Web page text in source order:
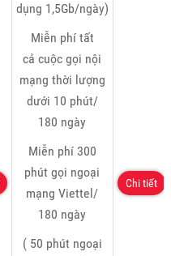
dụng 1,5Gb/ngày)
Miễn phí tất
cả cuộc gọi nội
mạng thời lượng
dưới 10 phút/
180 ngày
Miễn phí 300
phút gọi ngoại
mạng Viettel/
180 ngày
( 50 phút ngoại
Chi tiết